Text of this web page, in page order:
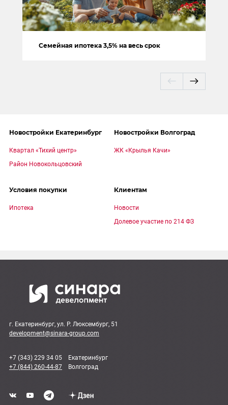
Семейная ипотека 3,5% на весь срок
Новостройки Екатеринбург
Квартал «Тихий центр»
Район Новокольцовский
Новостройки Волгоград
ЖК «Крылья Качи»
Условия покупки
Ипотека
Клиентам
Новости
Долевое участие по 214 ФЗ
г. Екатеринбург, ул. Р. Люксембург, 51
development@sinara-group.com
+7 (343) 229 34 05 Екатеринбург
+7 (844) 260-44-87 Волгоград